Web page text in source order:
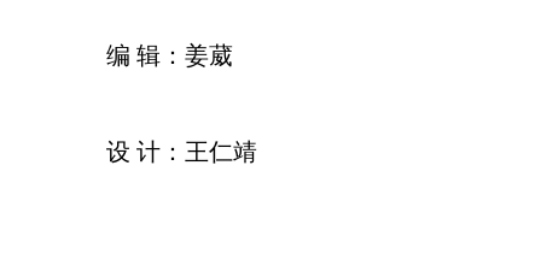
编 辑：姜葳
设 计：王仁靖